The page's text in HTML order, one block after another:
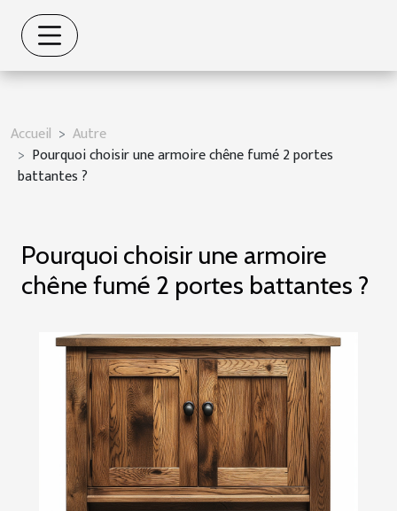
Accueil
Autre
Pourquoi choisir une armoire chêne fumé 2 portes
battantes ?
Pourquoi choisir une armoire
chêne fumé 2 portes battantes ?